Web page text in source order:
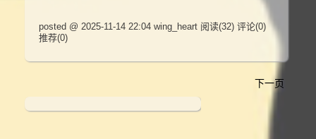
posted @ 2025-11-14 22:04 wing_heart 阅读(32) 评论(0)
推荐(0)
下一页